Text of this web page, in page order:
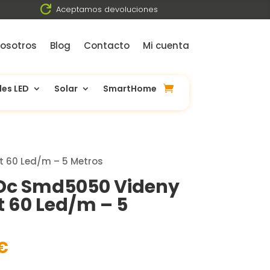
 Aceptamos devoluciones
Blog Contacto Mi cuenta
LED Solar SmartHome
60 Led/m – 5 Metros
Smd5050 Videny
60 Led/m – 5
El